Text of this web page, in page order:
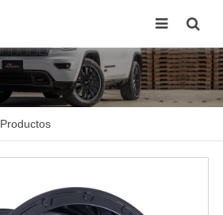
Productos